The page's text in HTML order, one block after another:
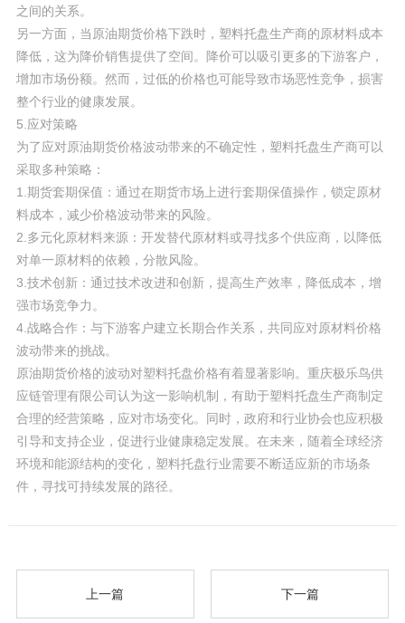
之间的关系。
另一方面，当原油期货价格下跌时，塑料托盘生产商的原材料成本
降低，这为降价销售提供了空间。降价可以吸引更多的下游客户，
增加市场份额。然而，过低的价格也可能导致市场恶性竞争，损害
整个行业的健康发展。
5.应对策略
为了应对原油期货价格波动带来的不确定性，塑料托盘生产商可以
采取多种策略：
1.期货套期保值：通过在期货市场上进行套期保值操作，锁定原材
料成本，减少价格波动带来的风险。
2.多元化原材料来源：开发替代原材料或寻找多个供应商，以降低
对单一原材料的依赖，分散风险。
3.技术创新：通过技术改进和创新，提高生产效率，降低成本，增
强市场竞争力。
4.战略合作：与下游客户建立长期合作关系，共同应对原材料价格
波动带来的挑战。
原油期货价格的波动对塑料托盘价格有着显著影响。重庆极乐鸟供
应链管理有限公司认为这一影响机制，有助于塑料托盘生产商制定
合理的经营策略，应对市场变化。同时，政府和行业协会也应积极
引导和支持企业，促进行业健康稳定发展。在未来，随着全球经济
环境和能源结构的变化，塑料托盘行业需要不断适应新的市场条
件，寻找可持续发展的路径。
上一篇 下一篇